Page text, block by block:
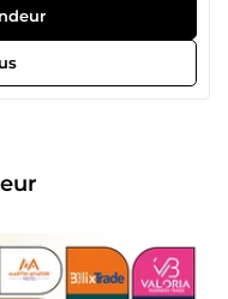
Ma mission :
uniques qui attirent
de marque. Je
que Photoshop,
marketing 💡
et
pour donner une
!